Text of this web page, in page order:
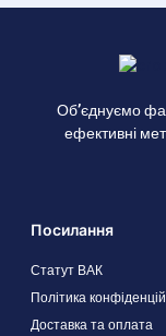
Об’єднуємо
ефективні
Посилання
Статут ВАК
Політика
Доставка та оплата